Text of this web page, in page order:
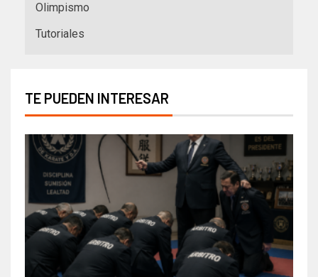
Olimpismo
Tutoriales
TE PUEDEN INTERESAR